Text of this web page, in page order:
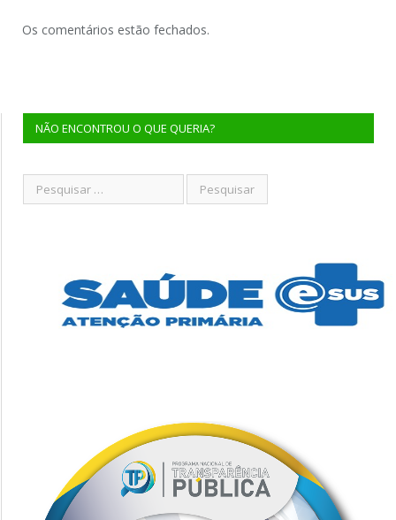
Os comentários estão fechados.
NÃO ENCONTROU O QUE QUERIA?